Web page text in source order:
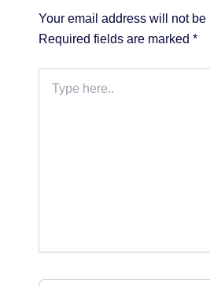
Your email address will not be
Required fields are marked *
here..